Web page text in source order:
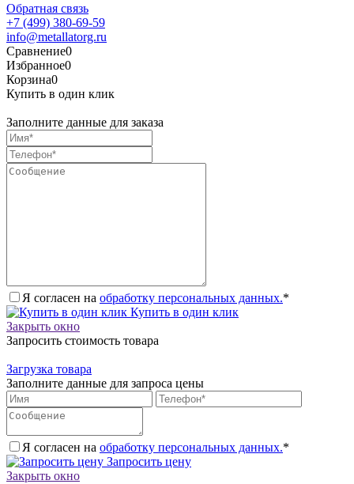
Обратная связь
+7 (499) 380-69-59
info@metallatorg.ru
Сравнение0
Избранное0
Корзина0
Купить в один клик
Заполните данные для заказа
Я согласен на обработку персональных данных.*
Купить в один клик
Закрыть окно
Запросить стоимость товара
Загрузка товара
Заполните данные для запроса цены
Я согласен на обработку персональных данных.*
Запросить цену
Закрыть окно